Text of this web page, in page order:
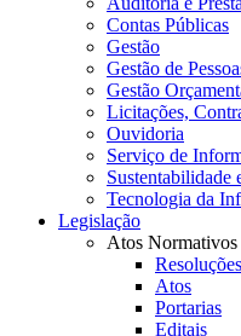
Contas Públicas
Gestão
Gestão de
Gestão
Licitações,
Ouvidoria
Serviço de
Sustentabilidade
Tecnologia da
Legislação
Atos Normativos
Resoluções
Atos
Portarias
Editais